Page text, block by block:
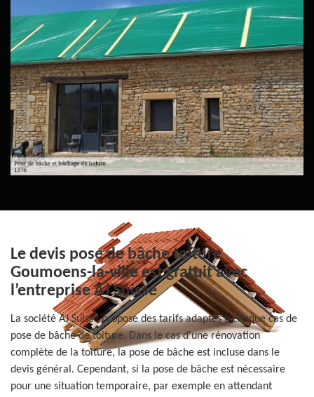
Le devis pose de bâche toiture
Goumoens-la-ville est gratuit avec
l’entreprise AJ Suisse
La société AJ Suisse propose des tarifs adaptés à chaque cas de
pose de bâche de toiture. Dans le cas d'une rénovation
complète de la toiture, la pose de bâche est incluse dans le
devis général. Cependant, si la pose de bâche est nécessaire
pour une situation temporaire, par exemple en attendant